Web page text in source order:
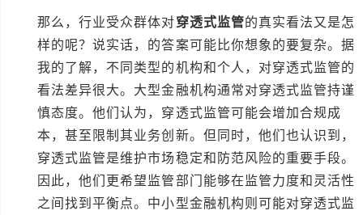
那么，行业受众群体对穿透式监管的真实看法又是怎
样的呢？说实话，的答案可能比你想象的要复杂。据
我的了解，不同类型的机构和个人，对穿透式监管的
看法差异很大。大型金融机构通常对穿透式监管持谨
慎态度。他们认为，穿透式监管可能会增加合规成
本，甚至限制其业务创新。但同时，他们也认识到，
穿透式监管是维护市场稳定和防范风险的重要手段。
因此，他们更希望监管部门能够在监管力度和灵活性
之间找到平衡点。中小型金融机构则可能对穿透式监